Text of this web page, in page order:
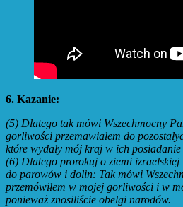
6. Kazanie:
(5) Dlatego tak mówi Wszechmocny
gorliwości przemawiałem do
które wydały mój kraj w ich
(6) Dlatego prorokuj o ziemi
do parowów i dolin: Tak mówi
przemówiłem w mojej gorliwości i w
ponieważ znosiliście obelgi narodów.